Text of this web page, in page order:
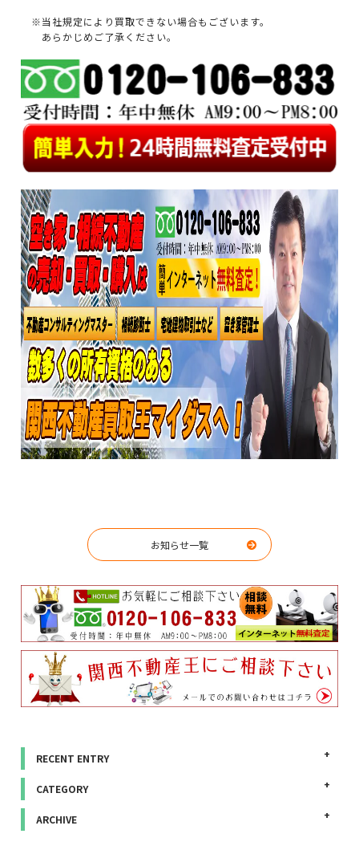
※当社規定により買取できない場合もございます。
あらかじめご了承ください。
お知らせ一覧
RECENT ENTRY
CATEGORY
ARCHIVE